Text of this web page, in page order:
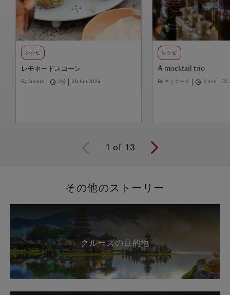
レシピ
レモネードスコーン
By Cunard 2分 28 Jun 2024
レシピ
A mocktail trio
By キュナード 6 min 05
1 of 13
その他のストーリー
クルーズの目的地